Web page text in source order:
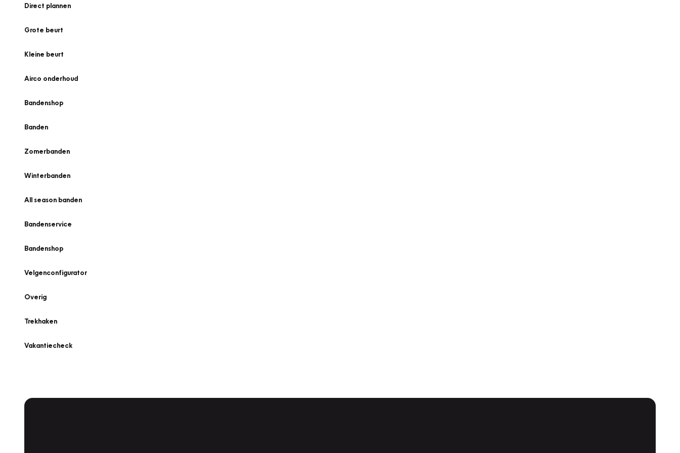
Direct plannen
Grote beurt
Kleine beurt
Airco onderhoud
Bandenshop
Banden
Zomerbanden
Winterbanden
All season banden
Bandenservice
Bandenshop
Velgenconfigurator
Overig
Trekhaken
Vakantiecheck